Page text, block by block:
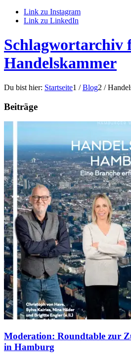
Link zu Instagram
Link zu LinkedIn
Schlagwortarchiv
Handelskammer
Du bist hier: Startseite1 / Blog2 /
Beiträge
Moderation: Roundtable zur
in Hamburg